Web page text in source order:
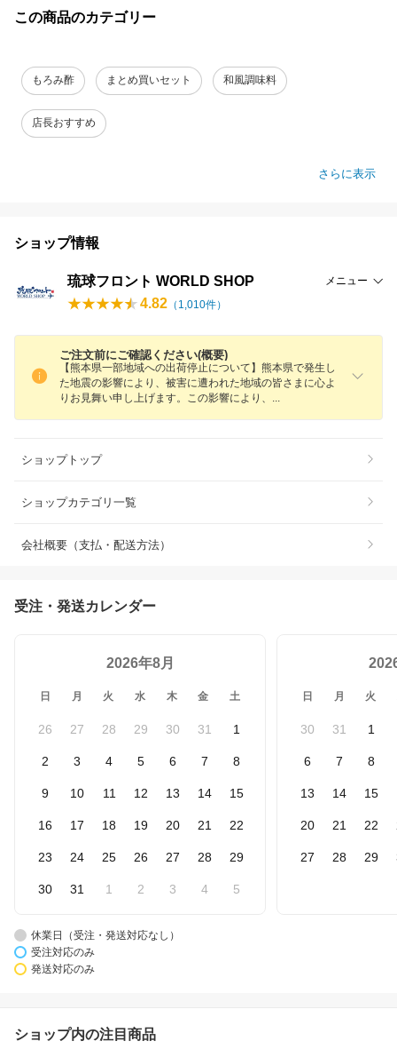
この商品のカテゴリー
もろみ酢 まとめ買いセット 和風調味料
店長おすすめ
さらに表示
ショップ情報
琉球フロント WORLD SHOP メニュー
4.82 （ 1,010件）
ご注文前にご確認ください(概要)
【熊本県一部地域への出荷停止について】熊本県で発生し
た地震の影響により、被害に遭われた地域の皆さまに心よ
りお見舞い申し上げます。この影響により 、
ショップトップ
ショップカテゴリ一覧
会社概要（支払・配送方法）
受注・発送カレンダー
2026年8月
日 月 火 水 木 金 土
26 27 28 29 30 31 1
2 3 4 5 6 7 8
9 10 11 12 13 14 15
16 17 18 19 20 21 22
23 24 25 26 27 28 29
30 31 1 2 3 4 5
日 月 火
30 31 1
6 7 8
13 14 15
20 21 22
27 28 29
休業日（受注・発送対応なし）
受注対応のみ
発送対応のみ
ショップ内の注目商品